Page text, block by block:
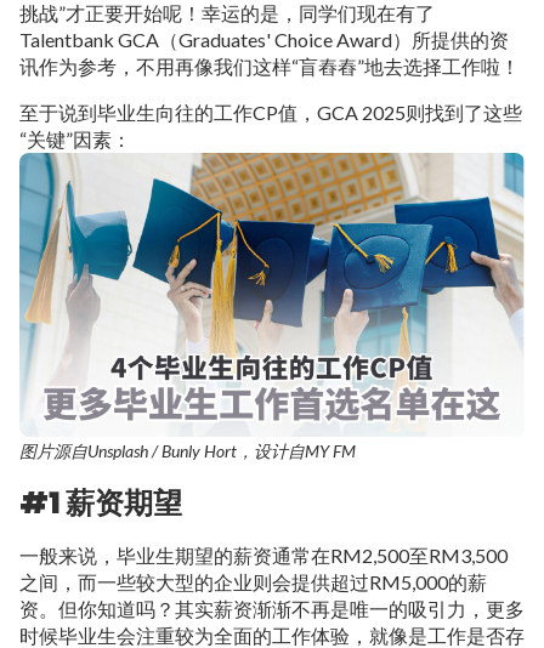
挑战”才正要开始呢！幸运的是，同学们现在有了
Talentbank GCA（Graduates' Choice Award）所提供的资
讯作为参考，不用再像我们这样“盲舂舂”地去选择工作啦！
至于说到毕业生向往的工作CP值，GCA 2025则找到了这些
“关键”因素：
图片源自Unsplash / Bunly Hort，设计自MY FM
#1 薪资期望
一般来说，毕业生期望的薪资通常在RM2,500至RM3,500
之间，而一些较大型的企业则会提供超过RM5,000的薪
资。但你知道吗？其实薪资渐渐不再是唯一的吸引力，更多
时候毕业生会注重较为全面的工作体验，就像是工作是否存